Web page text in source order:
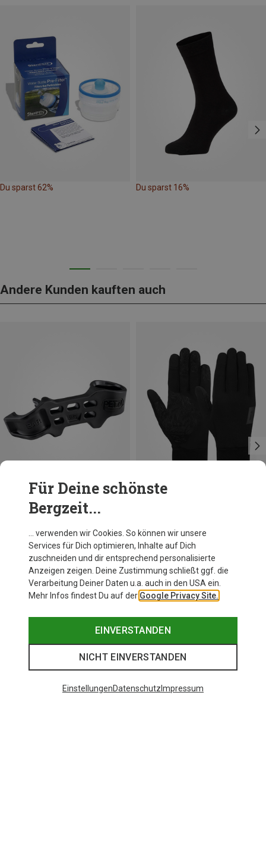
Du sparst 62% Du sparst 16%
Andere Kunden kauften auch
Attache Screw-Lock Bar
Für Deine schönste
Bergzeit...
… verwenden wir Cookies. So können wir unsere
Services für Dich optimieren, Inhalte auf Dich
zuschneiden und dir entsprechend personalisierte
Anzeigen zeigen. Deine Zustimmung schließt ggf. die
Verarbeitung Deiner Daten u.a. auch in den USA ein.
Mehr Infos findest Du auf der Google Privacy Site.
EINVERSTANDEN
NICHT EINVERSTANDEN
EinstellungenDatenschutz Impressum